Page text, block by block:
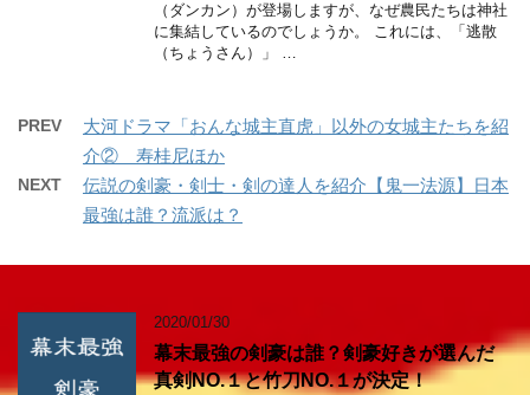
（ダンカン）が登場しますが、なぜ農民たちは神社
に集結しているのでしょうか。 これには、「逃散
（ちょうさん）」 …
PREV
大河ドラマ「おんな城主直虎」以外の女城主たちを紹
介② 寿桂尼ほか
NEXT
伝説の剣豪・剣士・剣の達人を紹介【鬼一法源】日本
最強は誰？流派は？
2020/01/30
幕末最強の剣豪は誰？剣豪好きが選んだ
真剣NO.１と竹刀NO.１が決定！